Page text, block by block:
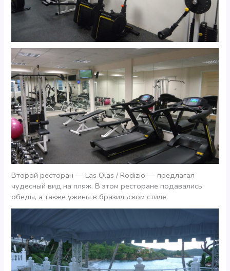
Второй ресторан — Las Olas / Rodizio — предлагал
чудесный вид на пляж. В этом ресторане подавались
обеды, а также ужины в бразильском стиле.